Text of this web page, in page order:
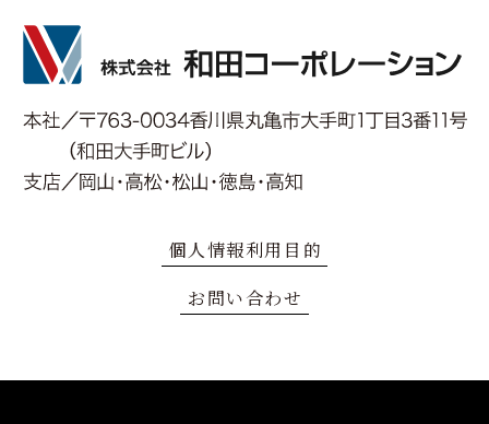
個人情報利用目的
お問い合わせ